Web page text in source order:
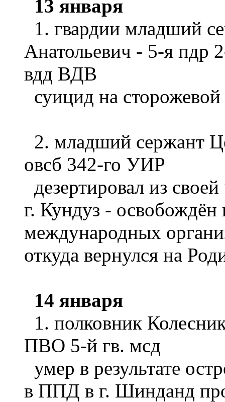
13 января
1. гвардии младший
Анатольевич - 5-я пдр
вдд ВДВ
суицид на
2. младший сержант
овсб 342-го УИР
дезертировал из
г. Кундуз - освобождён
международных
откуда вернулся на
14 января
1. полковник
ПВО 5-й гв. мсд
умер в результате
в ППД в г. Шинданд